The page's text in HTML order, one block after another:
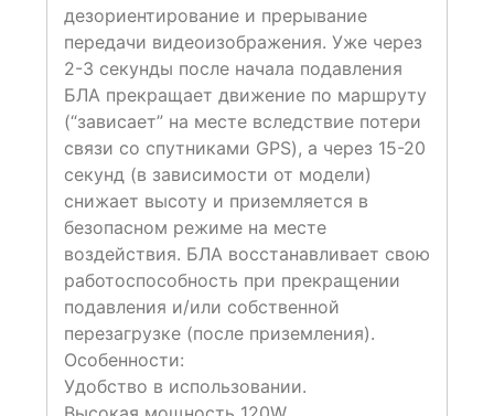
дезориентирование и прерывание
передачи видеоизображения. Уже через
2-3 секунды после начала подавления
БЛА прекращает движение по маршруту
(“зависает” на месте вследствие потери
связи со спутниками GPS), а через 15-20
секунд (в зависимости от модели)
снижает высоту и приземляется в
безопасном режиме на месте
воздействия. БЛА восстанавливает свою
работоспособность при прекращении
подавления и/или собственной
перезагрузке (после приземления).
Особенности:
Удобство в использовании.